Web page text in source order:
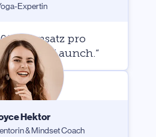
Expertin
€ Umsatz pro
Launch.“
Hektor
& Mindset Coach